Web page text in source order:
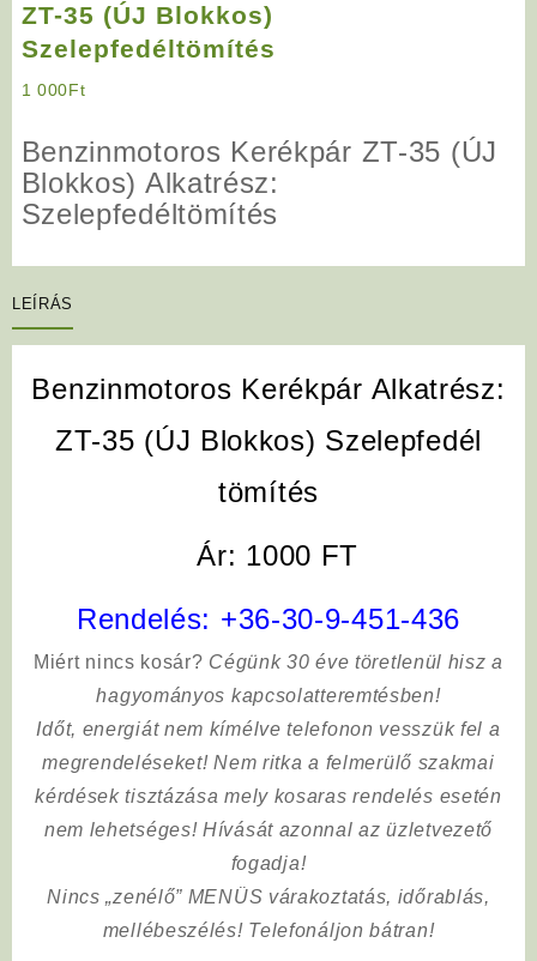
ZT-35 (ÚJ Blokkos)
Szelepfedéltömítés
1 000Ft
Benzinmotoros Kerékpár ZT-35 (ÚJ
Blokkos) Alkatrész:
Szelepfedéltömítés
LEÍRÁS
Benzinmotoros Kerékpár Alkatrész:
ZT-35 (ÚJ Blokkos) Szelepfedél
tömítés
Ár: 1000 FT
Rendelés: +36-30-9-451-436
Miért nincs kosár? Cégünk 30 éve töretlenül hisz a
hagyományos kapcsolatteremtésben!
Időt, energiát nem kímélvetelefonon vesszük fel a
megrendeléseket! Nem ritka a felmerülő szakmai
kérdések tisztázása mely kosaras rendelés esetén
nem lehetséges! Hívását azonnal az üzletvezető
fogadja!
Nincs „zenélő” MENÜS várakoztatás, időrablás,
mellébeszélés! Telefonáljon bátran!